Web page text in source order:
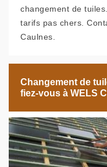
changement de
tarifs pas chers.
Caulnes.
Changement de
fiez-vous à WELS